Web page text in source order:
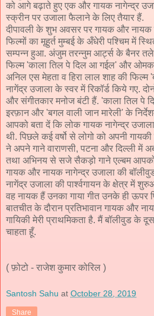
को आगे बढ़ाते हुए एक और गायक नागेन्द्र
स्क्रीन पर उजाला फैलाने के लिए तैयार हैं.
दीपावली के शुभ अवसर पर गायक और नायक
फिल्मों का मूहुर्त मुम्बई के अँधेरी पश्चिम में
सम्पन्न हुआ. अंजुम तरन्नुम आर्ट्स के बैनर तले
फिल्म 'काला तिल पे दिल आ गईल' और
अनिल एस मेहता व हिरा लाल शाह की फिल्म
नागेंद्र उजाला के स्वर में रिकॉर्ड किये गए.
और संगीतकार मनोज बंटी हैं. 'काला तिल पे
इरफ़ान और 'बगल वाली जान मारेली' के
आपको बता दें कि लोक गायक नागेन्द्र उजाला
थी. पिछले कई वर्षो से लोगो को अपनी
ने अपने गाने वाराणसी, पटना और दिल्ली में
तथा अभिनय से सजे सैकड़ो गाने एल्बम
गायक और नायक नागेन्द्र उजाला की
नागेंद्र उजाला की पार्श्वगायन के क्षेत्र में
वह नायक हैं उनका गाया गीत उनके ही ऊपर
बातचीत के दौरान प्रतिभावान गायक और
गायिकी मेरी प्राथमिकता है. मैं बॉलीवुड के
चाहता हूँ.
( फ़ोटो - राजेश कुमार कोरिल )
Santosh Sahu at October 28, 2019
Share